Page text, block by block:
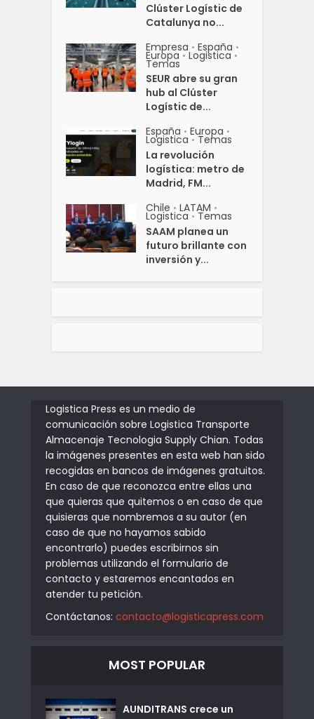
Clúster Logístic de
Catalunya no...
Empresa • España •
Europa • Logistica •
Temas
SEUR abre su gran
hub al Clúster
Logístic de...
España • Europa •
Logistica • Temas
La revolución
logística: metro de
Madrid, FM...
Chile • LATAM •
Logistica • Temas
SAAM planea un
futuro brillante con
inversión y...
Logistica Press es un medio de
comunicación sobre Logistica Transporte
Almacenaje Tecnologia Supply Chian. Todas
la imágenes presentes en esta web han sido
recogidas en bancos de imágenes gratuitos.
En caso de que reconozca entre ellas una
que quieras que quitemos o en caso de que
quisieras que nombremos a su autor (en
caso de que no hayamos sabido
encontrarlo) puedes escribirnos sin
problemas utilizando el formulario de
contacto y estaremos encantados en
atender tu petición.
Contáctanos: contacto@logisticapress.com
MOST POPULAR
AUNDITRANS crece un